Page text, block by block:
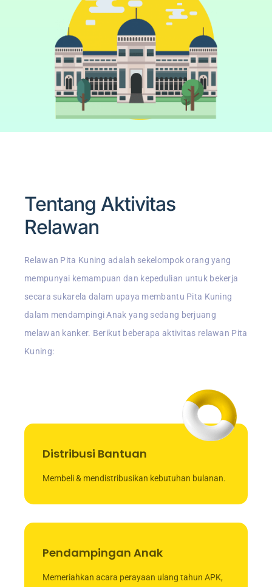
Tentang Aktivitas
Relawan
Relawan Pita Kuning adalah sekelompok orang yang
mempunyai kemampuan dan kepedulian untuk bekerja
secara sukarela dalam upaya membantu Pita Kuning
dalam mendampingi Anak yang sedang berjuang
melawan kanker. Berikut beberapa aktivitas relawan Pita
Kuning:
Distribusi Bantuan
Membeli & mendistribusikan kebutuhan bulanan.
Pendampingan Anak
Memeriahkan acara perayaan ulang tahun APK,